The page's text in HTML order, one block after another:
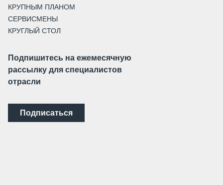
КРУПНЫМ ПЛАНОМ
СЕРВИСМЕНЫ
КРУГЛЫЙ СТОЛ
Подпишитесь на ежемесячную
рассылку для специалистов
отрасли
Подписаться